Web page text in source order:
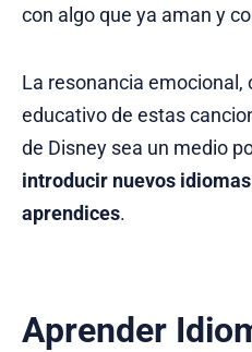
con algo que ya aman y
La resonancia
educativo de estas
de Disney sea un medio
introducir nuevos
aprendices.
Aprender